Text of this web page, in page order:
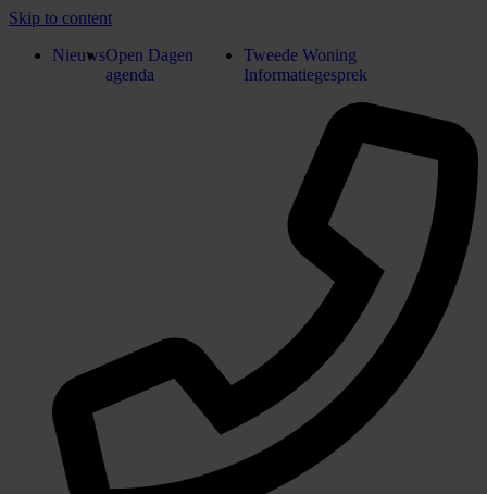
Skip to content
NieuwsOpen Dagen
agenda
Tweede Woning
Informatiegesprek